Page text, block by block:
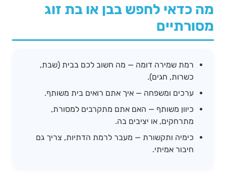
מה כדאי לחפש בבן או בת זוג
מסורתיים
רמת שמירה דומה — מה חשוב לכם בבית (שבת,
כשרות, חגים).
ערכים ומשפחה — איך אתם רואים בית משותף.
כיוון משותף — האם אתם מתקרבים למסורת,
מתרחקים, או יציבים בה.
כימיה ותקשורת — מעבר לרמת הדתיות, צריך גם
חיבור אמיתי.